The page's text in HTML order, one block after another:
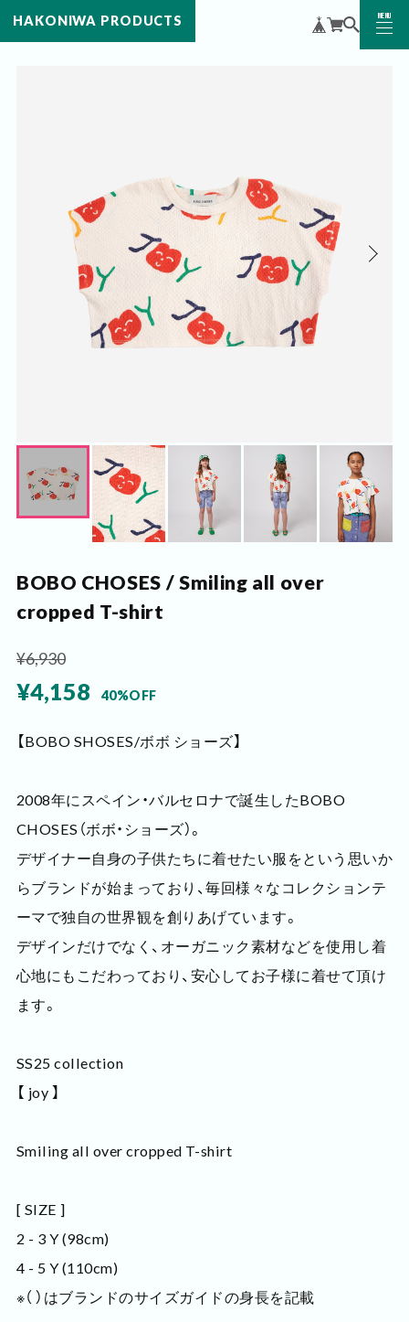
HAKONIWA PRODUCTS MENU
CLOSE
BOBO CHOSES / Smiling all over
cropped T-shirt
¥6,930
¥4,158 40%OFF
【BOBO SHOSES/ボボ ショーズ】
2008年にスペイン・バルセロナで誕生したBOBO
CHOSES（ボボ・ショーズ）。
デザイナー自身の子供たちに着せたい服をという思いか
らブランドが始まっており、毎回様々なコレクションテ
ーマで独自の世界観を創りあげています。
デザインだけでなく、オーガニック素材などを使用し着
心地にもこだわっており、安心してお子様に着せて頂け
ます。
SS25 collection
【 joy 】
Smiling all over cropped T-shirt
[ SIZE ]
2 - 3 Y (98cm)
4 - 5 Y (110cm)
※（ ）はブランドのサイズガイドの身長を記載